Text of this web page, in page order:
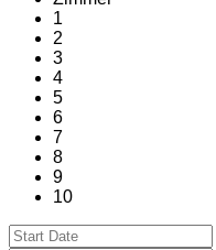
1
2
3
4
5
6
7
8
9
10